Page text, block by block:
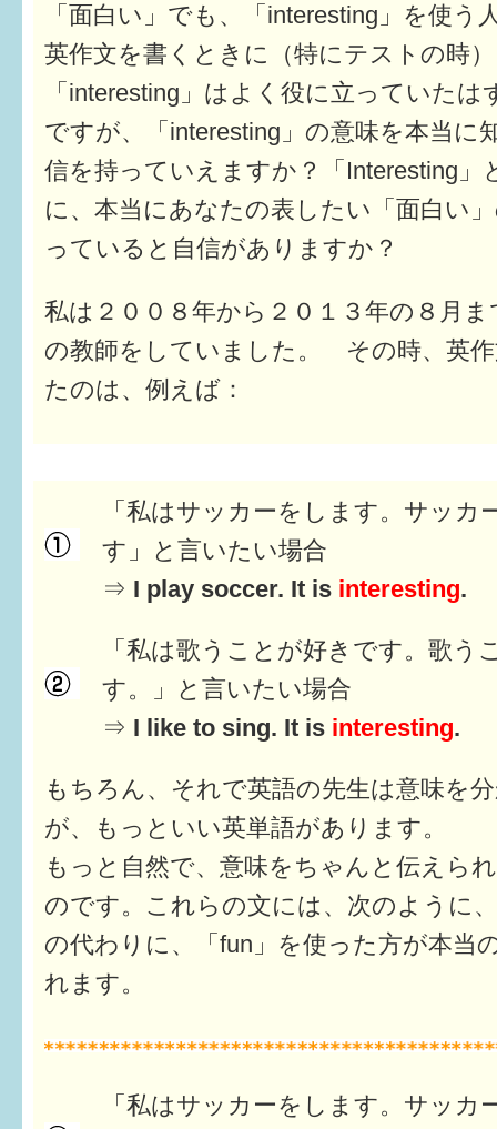
「面白い」でも、「interesting」を使う
英作文を書くときに（特にテストの時
「interesting」はよく役に立っていたは
ですが、「interesting」の意味を本当に
信を持っていえますか？「Interesting」
に、本当にあなたの表したい「面白い
っていると自信がありますか？
私は２００８年から２０１３年の８月
の教師をしていました。 その時、英
たのは、例えば：
「私はサッカーをします。サッカ
す」と言いたい場合
⇒ I play soccer. It is interesting.
「私は歌うことが好きです。歌う
す。」と言いたい場合
⇒ I like to sing. It is interesting.
もちろん、それで英語の先生は意味を
が、もっといい英単語があります。
もっと自然で、意味をちゃんと伝えら
のです。これらの文には、次のように
の代わりに、「fun」を使った方が本当
れます。
「私はサッカーをします。サッカ
就学後〜
子育てマップ
イベントレポート
なるほどコラム
はぐくむ.net相談コーナー
みんなの知恵袋
福井市図書館オススメの本
お出かけ情報
病気・けが 基本情報
パパもママも子育て
ワンポイント英会話
ソーシャルメディア
すまいるサポート行事案内